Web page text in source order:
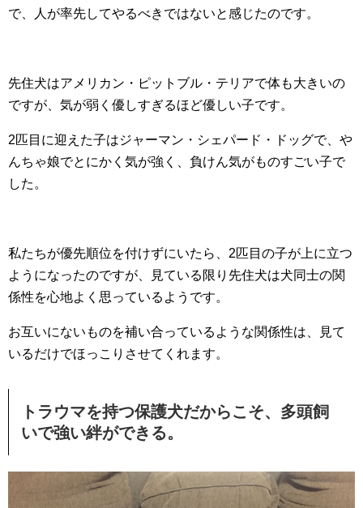
で、人が率先してやるべきではないと感じたのです。
先住犬はアメリカン・ピットブル・テリアで体も大きいの
ですが、気が弱く優しすぎるほど優しい子です。
2匹目に迎えた子はジャーマン・シェパード・ドッグで、や
んちゃ娘でとにかく気が強く、負けん気がものすごい子で
した。
私たちが優先順位を付けずにいたら、2匹目の子が上に立つ
ようになったのですが、見ている限り先住犬は犬同士の関
係性を心地よく思っているようです。
お互いにないものを補い合っているような関係性は、見て
いるだけでほっこりさせてくれます。
トラウマを持つ保護犬だからこそ、多頭飼
いで強い絆ができる。